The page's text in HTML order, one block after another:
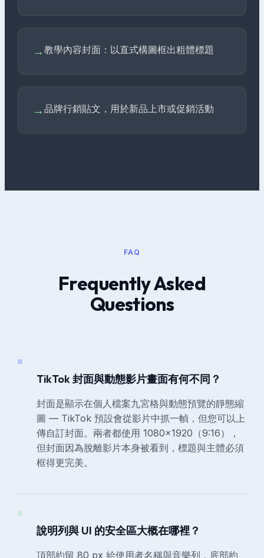
→教學內容封面：以直式構圖框出粗體標題
→品牌行銷貼文，用於新品上市或促銷活動
FAQ
Frequently Asked
Questions
TikTok 封面與動態影片畫面有何不同？
封面是顯示在個人檔案九宮格與動態預覽的靜態縮
圖 — TikTok 預設會從影片中抓一幀，但您可以上
傳自訂封面。兩者都使用 1080×1920（9:16），
但封面因為脫離影片本身被看到，標題與主體必須
框得更完美。
說明列與 UI 的安全區大概在哪裡？
頂部約留 80 px 給使用者名稱與音樂列，底部約